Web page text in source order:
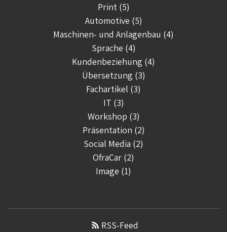
Print (5)
Automotive (5)
Maschinen- und Anlagenbau (4)
Sprache (4)
Kundenbeziehung (4)
Übersetzung (3)
Fachartikel (3)
IT (3)
Workshop (3)
Präsentation (2)
Social Media (2)
OfraCar (2)
Image (1)
RSS-Feed